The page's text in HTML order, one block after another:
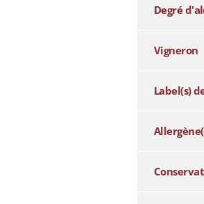
Degré
Vigneron
Label(s)